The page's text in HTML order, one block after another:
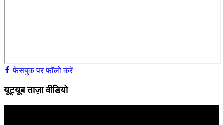
फेसबुक पर फॉलो करें
यूट्यूब ताज़ा वीडियो